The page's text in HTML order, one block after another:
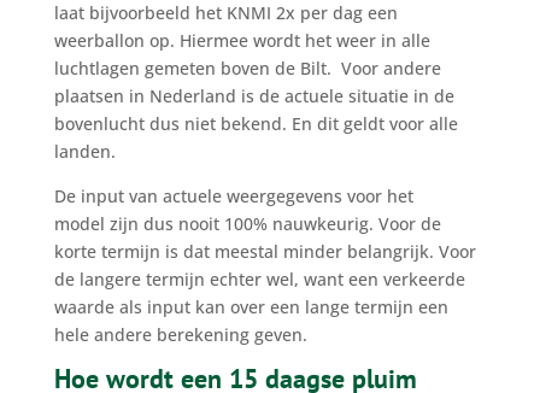
laat bijvoorbeeld het KNMI 2x per dag een
weerballon op. Hiermee wordt het weer in alle
luchtlagen gemeten boven de Bilt. Voor andere
plaatsen in Nederland is de actuele situatie in de
bovenlucht dus niet bekend. En dit geldt voor alle
landen.
De input van actuele weergegevens voor het
model zijn dus nooit 100% nauwkeurig. Voor de
korte termijn is dat meestal minder belangrijk. Voor
de langere termijn echter wel, want een verkeerde
waarde als input kan over een lange termijn een
hele andere berekening geven.
Hoe wordt een 15 daagse pluim